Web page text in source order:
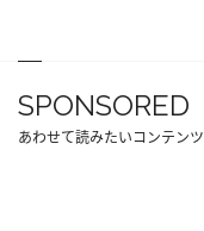
SPONSORED
あわせて読みたいコンテンツ